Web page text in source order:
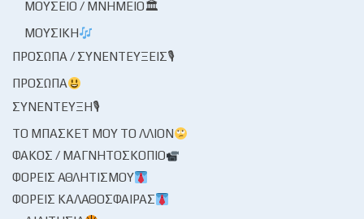
ΜΟΥΣΕΊΟ / ΜΝΗΜΕΊΟ🏛
ΜΟΥΣΙΚΉ
ΠΡΌΣΩΠΑ / ΣΥΝΕΝΤΕΎΞΕΙΣ🎙
ΠΡΌΣΩΠΑ
ΣΥΝΈΝΤΕΥΞΗ🎙
ΤΟ ΜΠΆΣΚΕΤ ΜΟΥ ΤΟ ΛΛΊΟΝ
ΦΑΚΌΣ / ΜΑΓΝΗΤΟΣΚΌΠΙΟ
ΦΟΡΕΊΣ ΑΘΛΗΤΙΣΜΟΎ
ΦΟΡΕΊΣ ΚΑΛΑΘΌΣΦΑΙΡΑΣ